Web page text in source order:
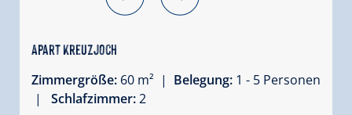
Apart Kreuzjoch
Zimmergröße: 60 m² | Belegung: 1 - 5 Personen
|
Schlafzimmer:2